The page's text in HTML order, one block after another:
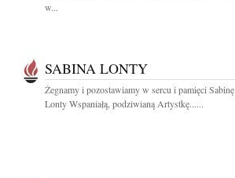
w...
SABINA LONTY
Żegnamy i pozostawiamy w sercu i pamięci Sabinę
Lonty Wspaniałą, podziwianą Artystkę......